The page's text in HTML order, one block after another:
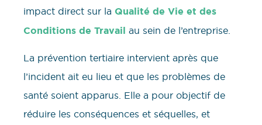
impact direct sur la Qualité de Vie et des
Conditions de Travail au sein de l’entreprise.
La prévention tertiaire intervient après que
l’incident ait eu lieu et que les problèmes de
santé soient apparus. Elle a pour objectif de
réduire les conséquences et séquelles, et